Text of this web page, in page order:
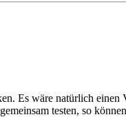
Es wäre natürlich
testen, so